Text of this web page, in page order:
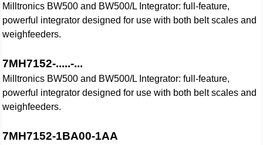
Milltronics BW500 and BW500/L Integrator: full-feature,
powerful integrator designed for use with both belt scales and
weighfeeders.
7MH7152-.....-...
Milltronics BW500 and BW500/L Integrator: full-feature,
powerful integrator designed for use with both belt scales and
weighfeeders.
7MH7152-1BA00-1AA